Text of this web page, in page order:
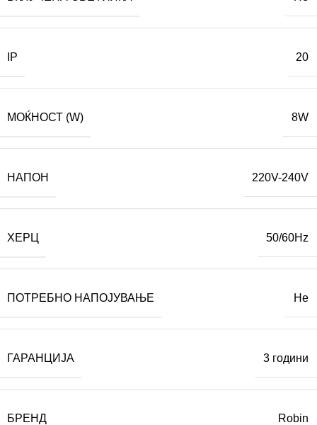
IP 20
МОЌНОСТ (W) 8W
НАПОН 220V-240V
ХЕРЦ 50/60Hz
ПОТРЕБНО НАПОЈУВАЊЕ Не
ГАРАНЦИЈА 3 години
БРЕНД Robin